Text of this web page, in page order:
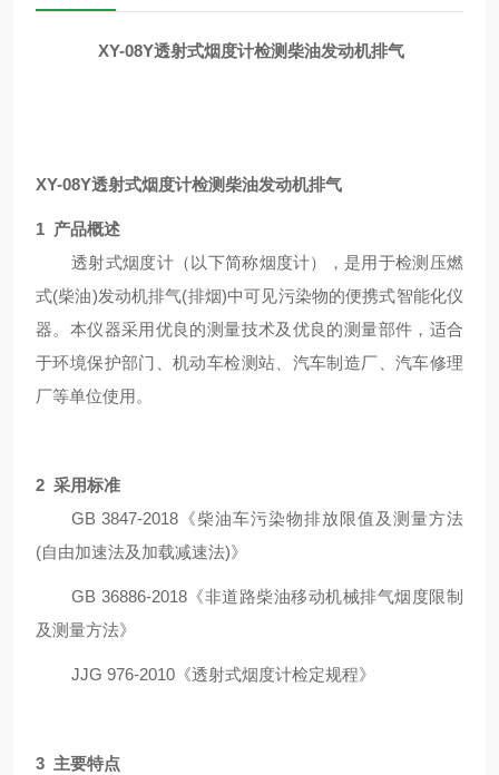
XY-08Y透射式烟度计检测柴油发动机排气
XY-08Y透射式烟度计检测柴油发动机排气
1 产品概述
透射式烟度计（以下简称烟度计），是用于检测压燃
式(柴油)发动机排气(排烟)中可见污染物的便携式智能化仪
器。本仪器采用优良的测量技术及优良的测量部件，适合
于环境保护部门、机动车检测站、汽车制造厂、汽车修理
厂等单位使用。
2 采用标准
GB 3847-2018《柴油车污染物排放限值及测量方法
(自由加速法及加载减速法)》
GB 36886-2018《非道路柴油移动机械排气烟度限制
及测量方法》
JJG 976-2010《透射式烟度计检定规程》
3 主要特点